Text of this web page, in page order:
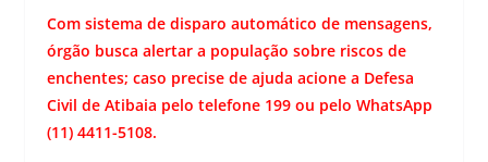
Com sistema de disparo automático de mensagens,
órgão busca alertar a população sobre riscos de
enchentes; caso precise de ajuda acione a Defesa
Civil de Atibaia pelo telefone 199 ou pelo WhatsApp
(11) 4411-5108.